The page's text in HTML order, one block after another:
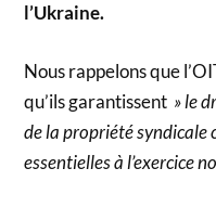
l’Ukraine.
Nous rappelons que
qu’ils garantissent » le
de la propriété syndicale
essentielles à l’exercice